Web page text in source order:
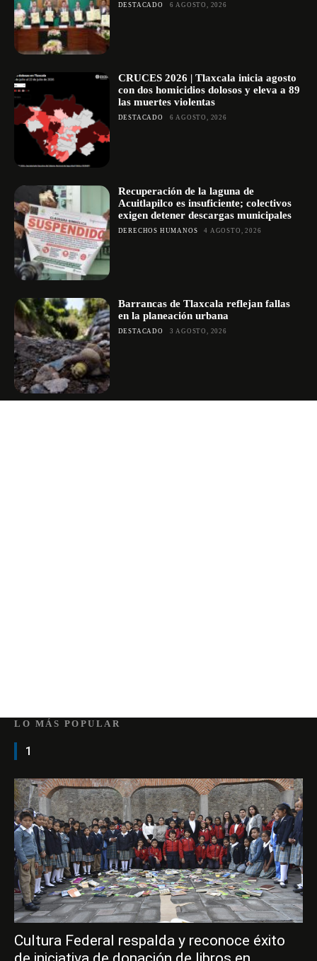
DESTACADO 6 AGOSTO, 2026
CRUCES 2026 | Tlaxcala inicia agosto
con dos homicidios dolosos y eleva a 89
las muertes violentas
DESTACADO 6 AGOSTO, 2026
Recuperación de la laguna de
Acuitlapilco es insuficiente; colectivos
exigen detener descargas municipales
DERECHOS HUMANOS 4 AGOSTO, 2026
Barrancas de Tlaxcala reflejan fallas
en la planeación urbana
DESTACADO 3 AGOSTO, 2026
LO MÁS POPULAR
1
Cultura Federal respalda y reconoce éxito